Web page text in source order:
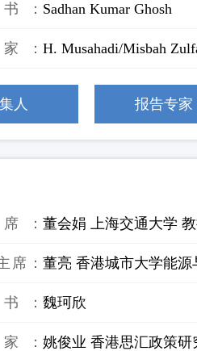
： Sadhan Kumar Ghosh
： H. Musahadi/Misbah
人 报告专家
： 董会娟 上海交通大学
席： 董亮 香港城市大学能
： 魏珂欣
： 姚俊业 香港思汇政策